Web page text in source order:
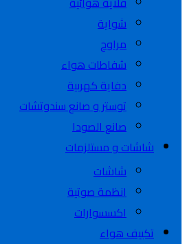
شواية
مراوح
شفاطات هواء
دفاية كهربية
توستر و صانع سندوتشات
صانع الصودا
شاشات و مستلزمات
شاشات
انظمة صوتية
اكسسوارات
تكييف هواء